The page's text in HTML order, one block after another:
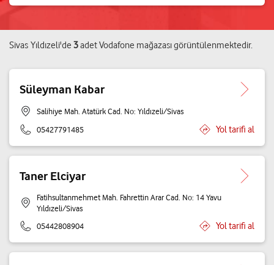
Sivas Yıldızeli'de 3adetVodafone mağazasıgörüntülenmektedir.
Süleyman Kabar
Salihiye Mah. Atatürk Cad. No: Yıldızeli/Sivas
05427791485
Yol tarifi al
Taner Elciyar
Fatihsultanmehmet Mah. Fahrettin Arar Cad. No: 14 Yavu
Yıldızeli/Sivas
05442808904
Yol tarifi al